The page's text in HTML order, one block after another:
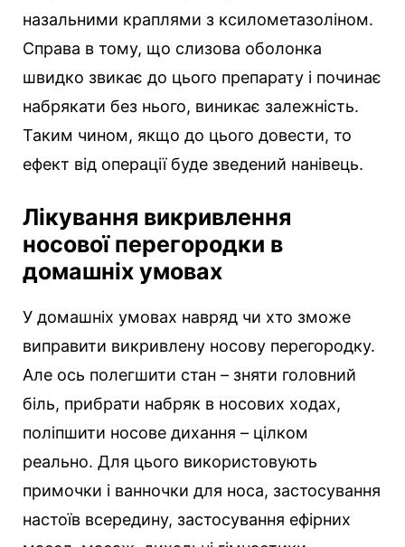
назальними краплями з ксилометазоліном.
Справа в тому, що слизова оболонка
швидко звикає до цього препарату і починає
набрякати без нього, виникає залежність.
Таким чином, якщо до цього довести, то
ефект від операції буде зведений нанівець.
Лікування викривлення
носової перегородки в
домашніх умовах
У домашніх умовах навряд чи хто зможе
виправити викривлену носову перегородку.
Але ось полегшити стан – зняти головний
біль, прибрати набряк в носових ходах,
поліпшити носове дихання – цілком
реально. Для цього використовують
примочки і ванночки для носа, застосування
настоїв всередину, застосування ефірних